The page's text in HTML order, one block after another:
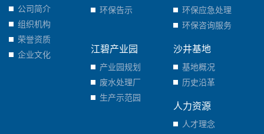
公司简介
组织机构
荣誉资质
企业文化
环保告示
环保应急处理
环保咨询服务
江碧产业园
产业园规划
废水处理厂
生产示范园
沙井基地
基地概况
历史沿革
人力资源
人才理念